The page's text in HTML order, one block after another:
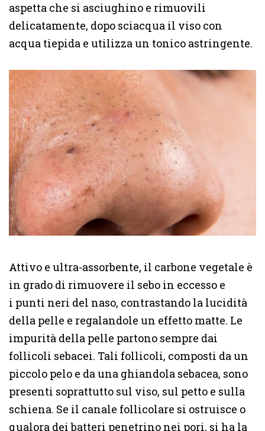
aspetta che si asciughino e rimuovili
delicatamente, dopo sciacqua il viso con
acqua tiepida e utilizza un tonico astringente.
Attivo e ultra-assorbente, il carbone vegetale è
in grado di rimuovere il sebo in eccesso e
i punti neri del naso, contrastando la lucidità
della pelle e regalandole un effetto matte. Le
impurità della pelle partono sempre dai
follicoli sebacei. Tali follicoli, composti da un
piccolo pelo e da una ghiandola sebacea, sono
presenti soprattutto sul viso, sul petto e sulla
schiena. Se il canale follicolare si ostruisce o
qualora dei batteri penetrino nei pori, si ha la